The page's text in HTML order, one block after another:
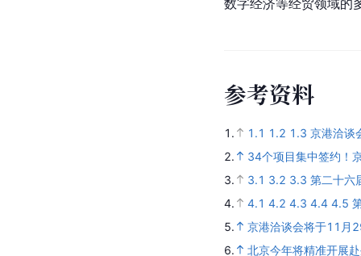
参考资料
1. 1.1 1.2 1.3 京港洽谈
2.
34个项目集中签约！
3.
3.1 3.2 3.3 第二十六
4.
4.1 4.2 4.3 4.4 4.5
5.
京港洽谈会将于11月
6.
北京今年将精准开展